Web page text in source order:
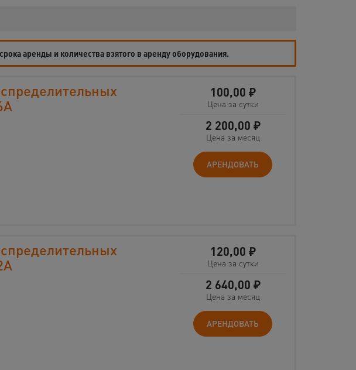
аренды и количества взятого в аренду оборудования.
100,00 ₽
Цена за сутки
2 200,00 ₽
Цена за месяц
АРЕНДОВАТЬ
120,00 ₽
Цена за сутки
2 640,00 ₽
Цена за месяц
АРЕНДОВАТЬ